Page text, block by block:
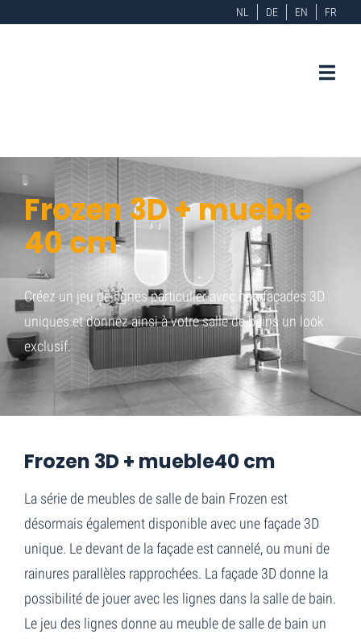
NL DE EN FR
Frozen 3D + mueble
40 cm
Créez un jeu de lignes particulier avec nos façades 3D
uniques et donnez ainsi à votre salle de bains un look
exclusif.
Frozen 3D + mueble 40 cm
Frozen 3D + mueble40 cm
La série de meubles de salle de bain Frozen est
désormais également disponible avec une façade 3D
unique. Le devant de la façade est cannelé, ou muni de
rainures parallèles rapprochées. La façade 3D donne la
possibilité de jouer avec les lignes dans la salle de bain.
Le jeu des lignes donne au meuble de salle de bain un